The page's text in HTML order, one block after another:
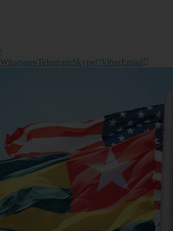
WhatsappTelegramSkype ViberEmail